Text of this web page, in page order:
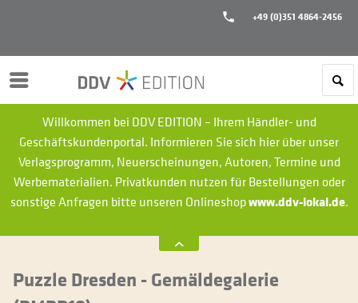
+49 (0)351 4864-2456
Menü
Willkommen bei DDV EDITION – Ihrem Händler- und
Geschäftskundenportal. Informieren Sie sich hier über unser
Verlagsprogramm, Neuerscheinungen, Autoren, Termine und
Werbematerialien. Privatkunden nutzen für Bestellungen oder
sonstige Anfragen bitte unseren Onlineshopwww.ddv-lokal.de.
Puzzle Dresden - Gemäldegalerie